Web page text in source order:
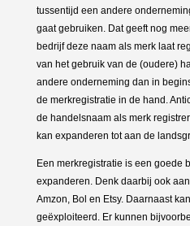
tussentijd een andere
gaat gebruiken. Dat geeft nog
bedrijf deze naam als merk laat
van het gebruik van de (oudere)
andere onderneming dan in
de merkregistratie in de hand.
de handelsnaam als merk
kan expanderen tot aan de
Een merkregistratie is een goede
expanderen. Denk daarbij ook
Amzon, Bol en Etsy. Daarnaast
geëxploiteerd. Er kunnen